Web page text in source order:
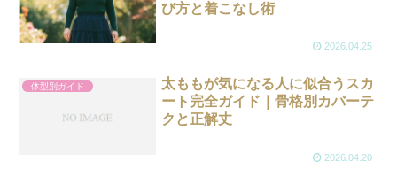
び方と着こなし術
2026.04.25
体型別ガイド
太ももが気になる人に似合うスカ
ート完全ガイド｜骨格別カバーテ
クと正解丈
2026.04.20